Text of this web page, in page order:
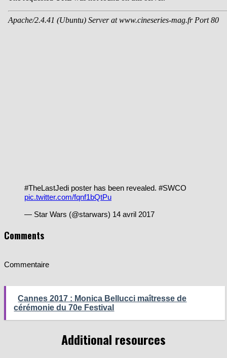
#TheLastJedi poster has been revealed. #SWCO
pic.twitter.com/fqnf1bQtPu
— Star Wars (@starwars) 14 avril 2017
Comments
Commentaire
Cannes 2017 : Monica Bellucci maîtresse de
cérémonie du 70e Festival
Additional resources